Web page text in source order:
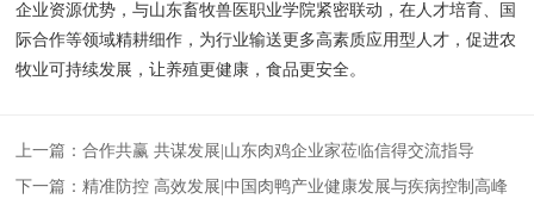
企业资源优势，与山东畜牧兽医职业学院紧密联动，在人才培育、国
际合作等领域精耕细作，为行业输送更多高素质应用型人才，促进农
牧业可持续发展，让养殖更健康，食品更安全。
上一篇：合作共赢 共谋发展|山东肉鸡企业家莅临信得交流指导
下一篇：精准防控 高效发展|中国肉鸭产业健康发展与疾病控制高峰